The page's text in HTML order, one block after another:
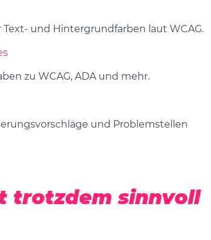
und Hintergrundfarben laut WCAG.
zu WCAG, ADA und mehr.
und Problemstellen
trotzdem sinnvoll